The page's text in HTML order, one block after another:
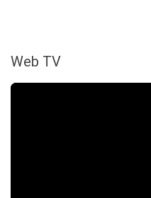
Web TV